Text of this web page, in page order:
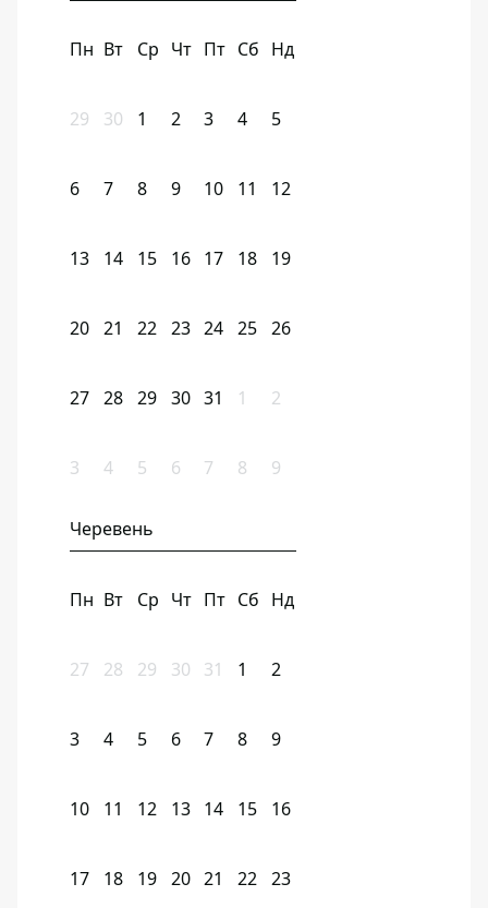
Пн Вт Ср Чт Пт Сб Нд
29 30 1 2 3 4 5
6 7 8 9 10 11 12
13 14 15 16 17 18 19
20 21 22 23 24 25 26
27 28 29 30 31 1 2
3 4 5 6 7 8 9
Черевень
Пн Вт Ср Чт Пт Сб Нд
27 28 29 30 31 1 2
3 4 5 6 7 8 9
10 11 12 13 14 15 16
17 18 19 20 21 22 23